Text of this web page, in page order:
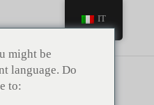
IT
might be
language. Do
to: